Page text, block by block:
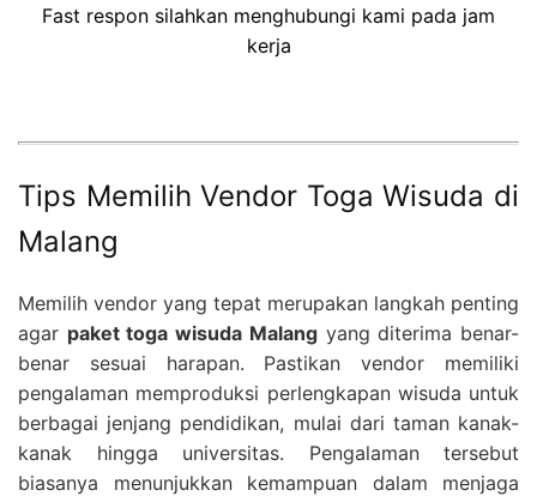
Fast respon silahkan menghubungi kami pada jam
kerja
Tips Memilih Vendor Toga Wisuda di
Malang
Memilih vendor yang tepat merupakan langkah penting
agar paket toga wisuda Malangyang diterima benar-
benar sesuai harapan. Pastikan vendor memiliki
pengalaman memproduksi perlengkapan wisuda untuk
berbagai jenjang pendidikan, mulai dari taman kanak-
kanak hingga universitas. Pengalaman tersebut
biasanya menunjukkan kemampuan dalam menjaga